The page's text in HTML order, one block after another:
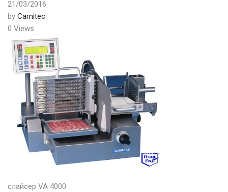
21/03/2016
by Carnitec
0 Views
слайсер VA 4000